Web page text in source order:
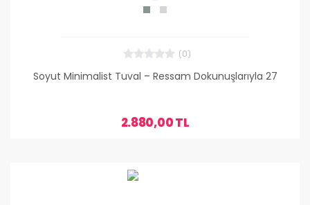
(0)
Soyut Minimalist Tuval – Ressam Dokunuşlarıyla 27
2.880,00 TL